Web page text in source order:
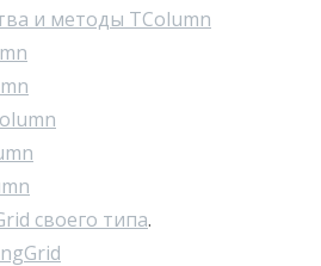
и методы TColumn
своего типа.